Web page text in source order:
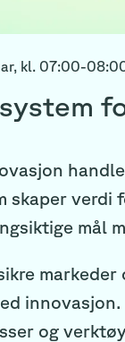
kl. 07:00-
skaper verdi
mål
og